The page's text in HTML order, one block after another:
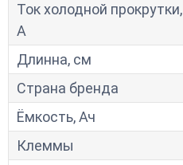
Ток холодной прокрутки,
A
Длинна, см
Страна бренда
Ёмкость, Ач
Клеммы